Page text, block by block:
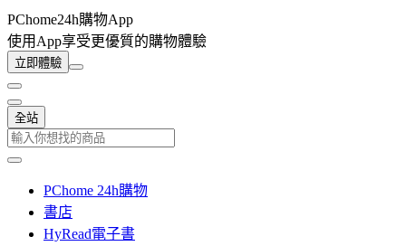
PChome24h購物App
使用App享受更優質的購物體驗
立即體驗
全站
PChome 24h購物
書店
HyRead電子書